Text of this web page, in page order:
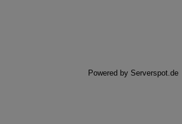
Powered by Serverspot.de